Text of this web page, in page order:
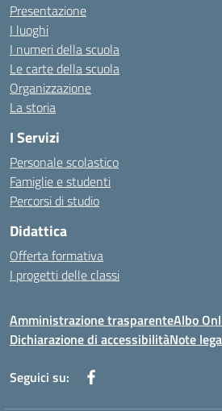
Presentazione
I luoghi
I numeri della scuola
Le carte della scuola
Organizzazione
La storia
I Servizi
Personale scolastico
Famiglie e studenti
Percorsi di studio
Didattica
Offerta formativa
I progetti delle classi
Amministrazione trasparenteAlbo
Dichiarazione di accessibilitàNote
Seguici su: